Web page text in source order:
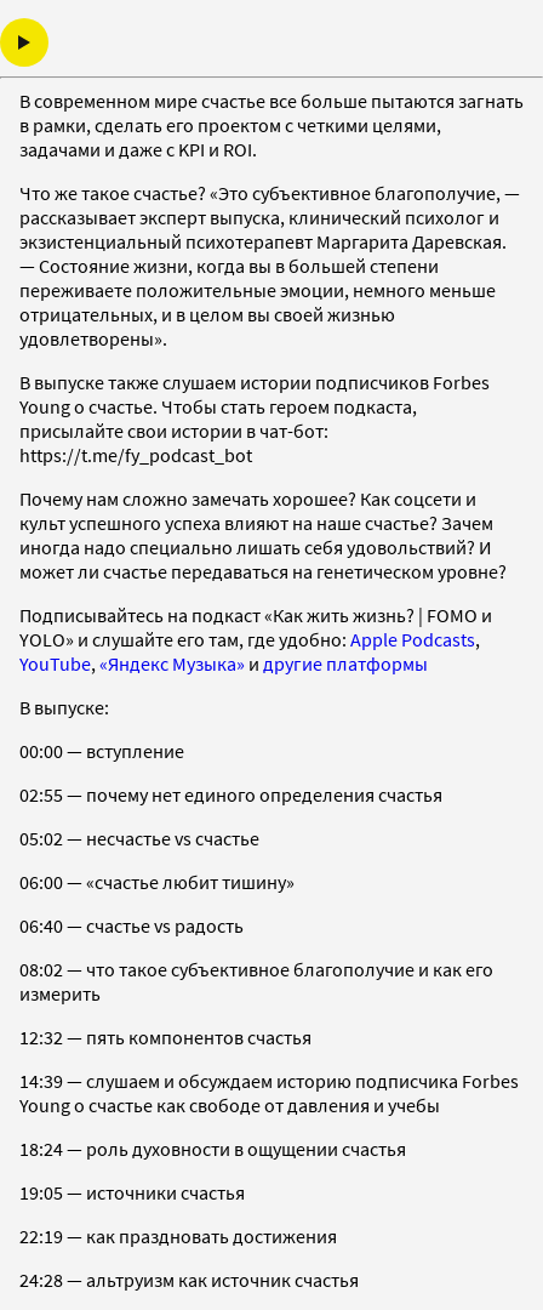
В современном мире счастье все больше пытаются загнать
в рамки, сделать его проектом с четкими целями,
задачами и даже c KPI и ROI.
Что же такое счастье? «Это субъективное благополучие, —
рассказывает эксперт выпуска, клинический психолог и
экзистенциальный психотерапевт Маргарита Даревская.
— Состояние жизни, когда вы в большей степени
переживаете положительные эмоции, немного меньше
отрицательных, и в целом вы своей жизнью
удовлетворены».
В выпуске также слушаем истории подписчиков Forbes
Young о счастье. Чтобы стать героем подкаста,
присылайте свои истории в чат-бот:
https://t.me/fy_podcast_bot
Почему нам сложно замечать хорошее? Как соцсети и
культ успешного успеха влияют на наше счастье? Зачем
иногда надо специально лишать себя удовольствий? И
может ли счастье передаваться на генетическом уровне?
Подписывайтесь на подкаст «Как жить жизнь? | FOMO и
YOLO» и слушайте его там, где удобно: Apple Podcasts,
YouTube, «Яндекс Музыка» и другие платформы
В выпуске:
00:00 — вступление
02:55 — почему нет единого определения счастья
05:02 — несчастье vs счастье
06:00 — «счастье любит тишину»
06:40 — счастье vs радость
08:02 — что такое субъективное благополучие и как его
измерить
12:32 — пять компонентов счастья
14:39 — слушаем и обсуждаем историю подписчика Forbes
Young о счастье как свободе от давления и учебы
18:24 — роль духовности в ощущении счастья
19:05 — источники счастья
22:19 — как праздновать достижения
24:28 — альтруизм как источник счастья